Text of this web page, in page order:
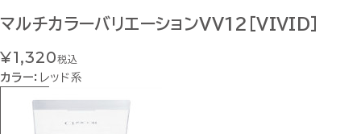
マルチカラーバリエーションVV12[VIVID]
¥1,320税込
カラー： レッド系